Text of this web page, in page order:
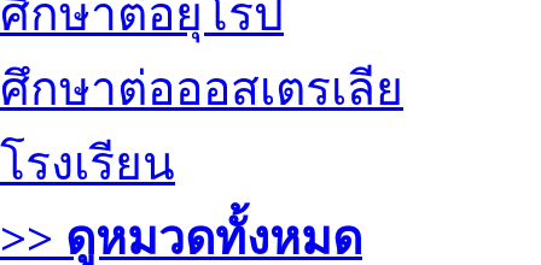
ศึกษาต่อยุโรป
ศึกษาต่อออสเตรเลีย
โรงเรียน
>> ดูหมวดทั้งหมด